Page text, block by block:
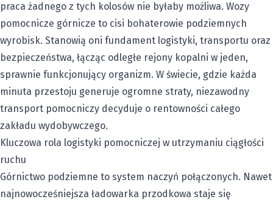
praca żadnego z tych kolosów nie byłaby możliwa. Wozy
pomocnicze górnicze to cisi bohaterowie podziemnych
wyrobisk. Stanowią oni fundament logistyki, transportu oraz
bezpieczeństwa, łącząc odległe rejony kopalni w jeden,
sprawnie funkcjonujący organizm. W świecie, gdzie każda
minuta przestoju generuje ogromne straty, niezawodny
transport pomocniczy decyduje o rentowności całego
zakładu wydobywczego.
Kluczowa rola logistyki pomocniczej w utrzymaniu ciągłości
ruchu
Górnictwo podziemne to system naczyń połączonych. Nawet
najnowocześniejsza ładowarka przodkowa staje się